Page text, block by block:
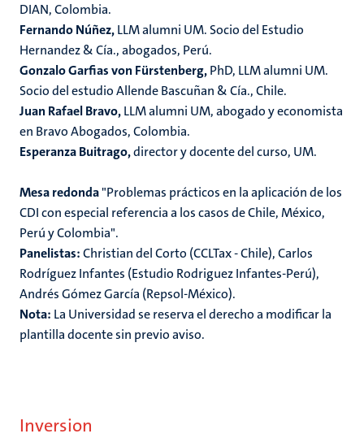
DIAN, Colombia.
Fernando Núñez,LLM alumni UM. Socio del Estudio
Hernandez & Cía., abogados, Perú.
Gonzalo Garfias von Fürstenberg,PhD, LLM alumni UM.
Socio del estudio Allende Bascuñan & Cía., Chile.
Juan Rafael Bravo,LLM alumni UM, abogado y economista
en Bravo Abogados, Colombia.
Esperanza Buitrago,director y docente del curso, UM.
Mesa redonda"Problemas prácticos en la aplicación de los
CDI con especial referencia a los casos de Chile, México,
Perú y Colombia".
Panelistas:Christian del Corto (CCLTax - Chile), Carlos
Rodríguez Infantes (Estudio Rodriguez Infantes-Perú),
Andrés Gómez García (Repsol-México).
Nota: La Universidad se reserva el derecho a modificar la
plantilla docente sin previo aviso.
Inversion